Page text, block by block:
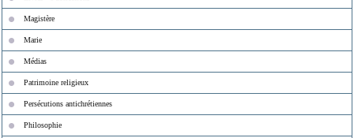
Magistère
Marie
Médias
Patrimoine religieux
Persécutions antichrétiennes
Philosophie